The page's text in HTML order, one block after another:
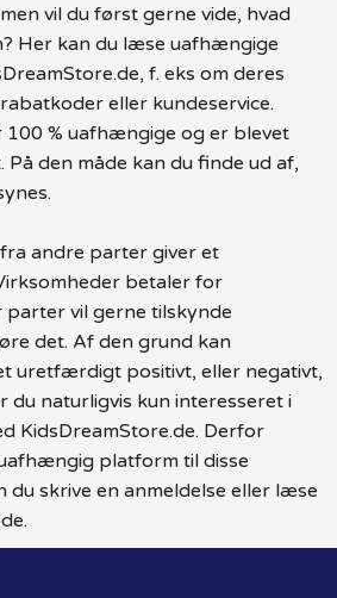
vil du først gerne vide, hvad
Her kan du læse uafhængige
f. eks om deres
eller kundeservice.
100 % uafhængige og er blevet
den måde kan du finde ud af,
andre parter giver et
betaler for
vil gerne tilskynde
det. Af den grund kan
uretfærdigt positivt, eller negativt,
du naturligvis kun interesseret i
KidsDreamStore.de. Derfor
platform til disse
du skrive en anmeldelse eller læse